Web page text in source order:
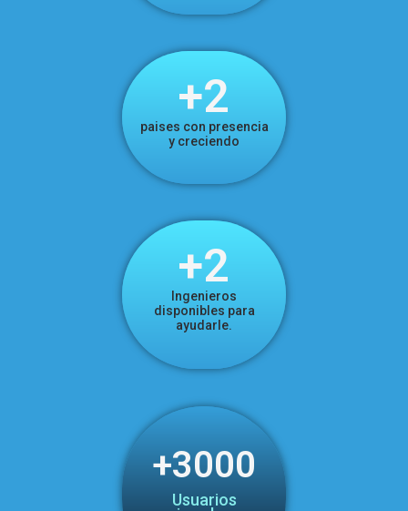
+2
paises con presencia
y creciendo
+2
Ingenieros
disponibles para
ayudarle.
+3000
Usuarios